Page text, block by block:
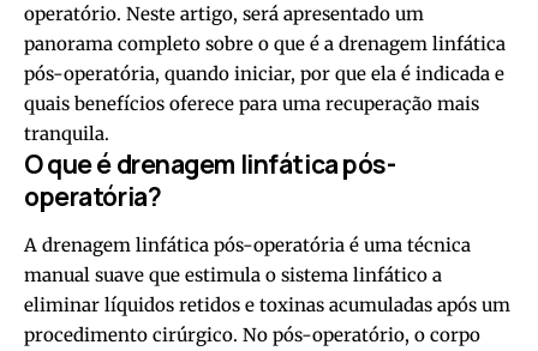
operatório. Neste artigo, será apresentado um
panorama completo sobre o que é a drenagem linfática
pós-operatória, quando iniciar, por que ela é indicada e
quais benefícios oferece para uma recuperação mais
tranquila.
O que é drenagem linfática pós-
operatória?
A drenagem linfática pós-operatória é uma técnica
manual suave que estimula o sistema linfático a
eliminar líquidos retidos e toxinas acumuladas após um
procedimento cirúrgico. No pós-operatório, o corpo